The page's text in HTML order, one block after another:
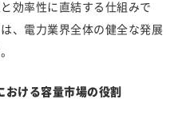
効率性に直結する仕組みで
、電力業界全体の健全な発展
おける容量市場の役割